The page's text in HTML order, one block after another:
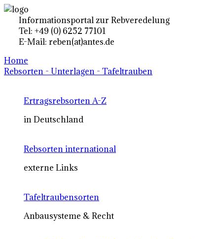
Informationsportal zur Rebveredelung
Tel: +49 (0) 6252 77101
E-Mail: reben(at)antes.de
Home
Rebsorten - Unterlagen - Tafeltrauben
Ertragsrebsorten A-Z
in Deutschland
Rebsorten international
externe Links
Tafeltraubensorten
Anbausysteme & Recht